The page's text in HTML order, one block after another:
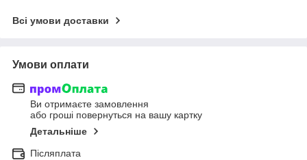
Всі умови доставки
Умови оплати
Ви отримаєте замовлення
або гроші повернуться на вашу картку
Детальніше
Післяплата